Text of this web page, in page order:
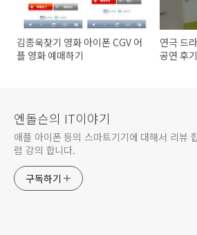
김종욱찾기 영화 아이폰 CGV 어
플 영화 예매하기
연극 드
공연 후기
엔돌슨의 IT이야기
애플 아이폰 등의 스마트기기에 대해서 리뷰
럼 강의 합니다.
구독하기